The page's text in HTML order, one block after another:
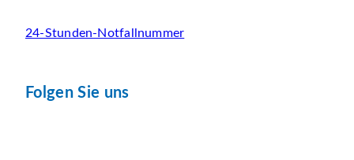
24-Stunden-Notfallnummer
Folgen Sie uns